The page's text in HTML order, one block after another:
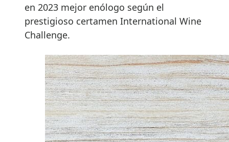
en 2023 mejor enólogo según el
prestigioso certamen International Wine
Challenge.